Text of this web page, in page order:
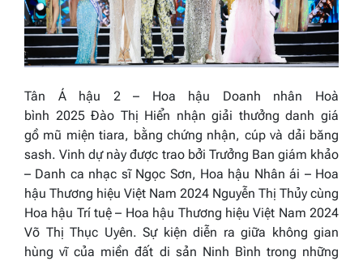
Tân Á hậu 2– Hoa hậu Doanh nhân Hoà
bình 2025 Đào Thị Hiển nhận giải thưởng danh giá
gồ mũ miện tiara, bằng chứng nhận, cúp và dải băng
sash. Vinh dự này được trao bởi Trưởng Ban giám khảo
– Danh ca nhạc sĩ Ngọc Sơn, Hoa hậu Nhân ái – Hoa
hậu Thương hiệu Việt Nam 2024 Nguyễn Thị Thủy cùng
Hoa hậu Trí tuệ – Hoa hậu Thương hiệu Việt Nam 2024
Võ Thị Thục Uyên. Sự kiện diễn ra giữa không gian
hùng vĩ của miền đất di sản Ninh Bình trong những